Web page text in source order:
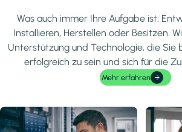
Was auch immer Ihre Aufgabe ist:
Installieren, Herstellen oder Besitzen.
Unterstützung und Technologie, die Sie
erfolgreich zu sein und sich für die
Mehr erfahren